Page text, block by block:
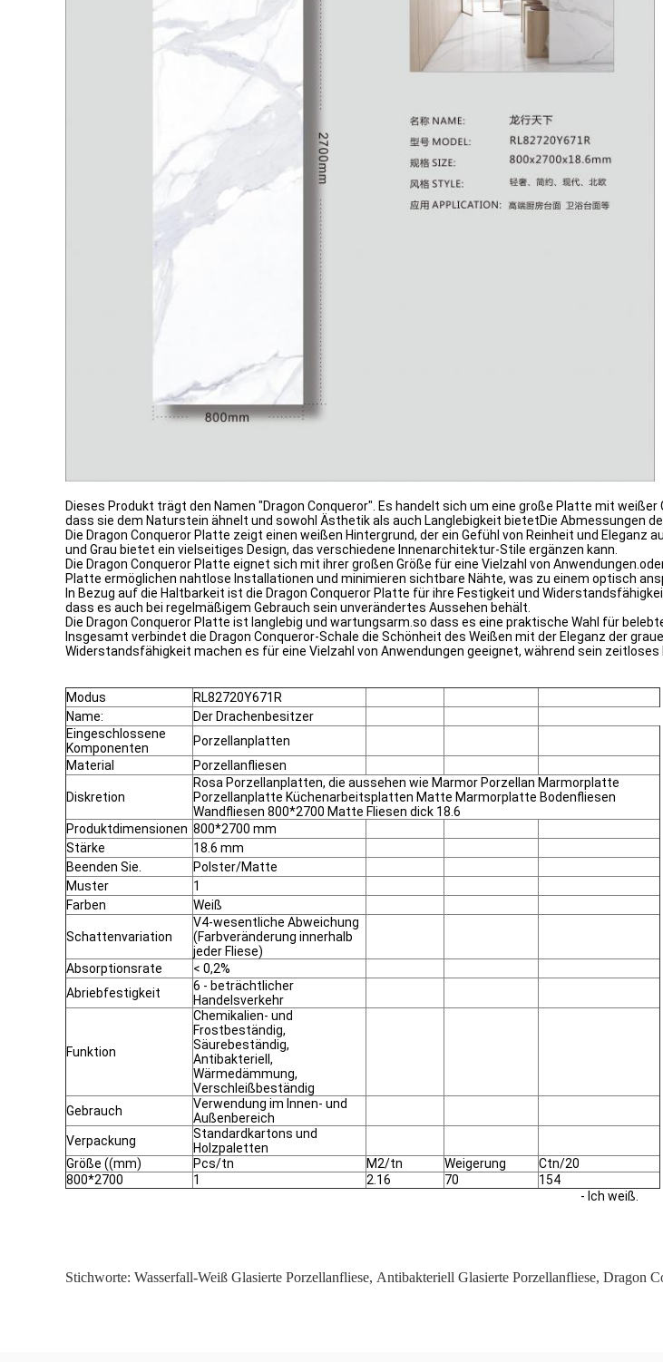
Dieses Produkt trägt den Namen "Dragon Conqueror". Es handelt sich um eine große Platte mit
dass sie dem Naturstein ähnelt und sowohl Ästhetik als auch Langlebigkeit bietetDie Abmessungen
Die Dragon Conqueror Platte zeigt einen weißen Hintergrund, der ein Gefühl von Reinheit und
und Grau bietet ein vielseitiges Design, das verschiedene Innenarchitektur-Stile ergänzen kann.
Die Dragon Conqueror Platte eignet sich mit ihrer großen Größe für eine Vielzahl von
Platte ermöglichen nahtlose Installationen und minimieren sichtbare Nähte, was zu einem optisch
In Bezug auf die Haltbarkeit ist die Dragon Conqueror Platte für ihre Festigkeit und
dass es auch bei regelmäßigem Gebrauch sein unverändertes Aussehen behält.
Die Dragon Conqueror Platte ist langlebig und wartungsarm.so dass es eine praktische Wahl für
Insgesamt verbindet die Dragon Conqueror-Schale die Schönheit des Weißen mit der Eleganz der
Widerstandsfähigkeit machen es für eine Vielzahl von Anwendungen geeignet, während sein
Modus
RL82720Y671R
Name:
Der Drachenbesitzer
Eingeschlossene
Komponenten
Porzellanplatten
Material
Porzellanfliesen
Diskretion
Rosa Porzellanplatten, die aussehen wie Marmor Porzellan Marmorplatte
Porzellanplatte Küchenarbeitsplatten Matte Marmorplatte Bodenfliesen
Wandfliesen 800*2700 Matte Fliesen dick 18.6
Produktdimensionen 800*2700 mm
Stärke
18.6 mm
Beenden Sie.
Polster/Matte
Muster
1
Farben
Weiß
Schattenvariation
V4-wesentliche Abweichung
(Farbveränderung innerhalb
jeder Fliese)
Absorptionsrate
< 0,2%
Abriebfestigkeit
6 - beträchtlicher
Handelsverkehr
Funktion
Chemikalien- und
Frostbeständig,
Säurebeständig,
Antibakteriell,
Wärmedämmung,
Verschleißbeständig
Gebrauch
Verwendung im Innen- und
Außenbereich
Verpackung
Standardkartons und
Holzpaletten
Größe ((mm)
Pcs/tn M2/tn Weigerung
Ctn/20
800*2700
1 2.16 70
154
- Ich weiß.
Stichworte: Wasserfall-Weiß Glasierte Porzellanfliese, Antibakteriell Glasierte Porzellanfliese, Dragon